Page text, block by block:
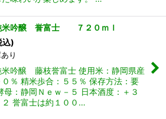
吟醸 誉富士 ７２０ｍｌ
込)
り
吟醸 藤枝誉富士 使用米：静岡県産
％ 精米歩合：５５％ 保存方法：要
母：静岡Ｎｅｗ－５ 日本酒度：＋３
誉富士は約１００…